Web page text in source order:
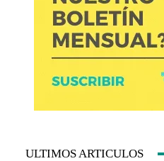
ULTIMOS ARTICULOS